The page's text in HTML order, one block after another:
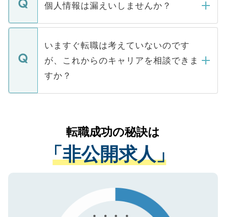
■応募殺到を避けるため 人気のある医療機
関を公にしてしまうと、応募が殺到する場
に、医療機関が求める条件に合った人材の
みを人材紹介会社に依頼するケースが増え
ています。
ん。また、仮に応募先から内定をいただい
定を承諾する必要はありません。内定先へ
の辞退の連絡はキャリアパートナーが行い
個人情報は漏えいしませんか？
個人情報が漏えいすることはありませんの
で、ご安心ください。当サイトからの登録
などで収集したご登録者様の個人情報は、
ご本人のキャリアアップおよび転職活動の
支援を目的に使用いたします。お預かりし
ているすべての個人データはご本人の許可
は、個人情報の取り扱いについての厳密な
管理基準を満たした事業者のみに付与され
る、プライバシーマークを取得済みです。
で、機密保持に関してもご安心ください。
いますぐ転職は考えていないのです
が、これからのキャリアを相談できま
すか？
かがいして、現在の医療機関の状況や紹介
経験をまじえながら、適切なアドバイスを
させていただきます。すぐにご転職をされ
ない方には、長期的なサポートが可能です
ので、まずはご登録ください。
転職成功の秘訣は
「非公開求人」